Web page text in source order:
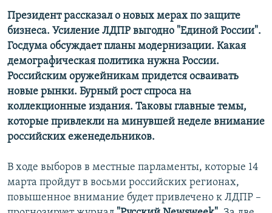
Все сайты РСЕ/РС
Президент рассказал о новых мерах по защите
бизнеса. Усиление ЛДПР выгодно "Единой России".
Госдума обсуждает планы модернизации. Какая
демографическая политика нужна России.
Российским оружейникам придется осваивать
новые рынки. Бурный рост спроса на
коллекционные издания. Таковы главные темы,
которые привлекли на минувшей неделе внимание
российских еженедельников.
В ходе выборов в местные парламенты, которые 14
марта пройдут в восьми российских регионах,
повышенное внимание будет привлечено к ЛДПР –